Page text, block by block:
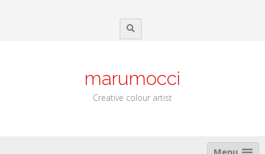
marumocci
Creative colour artist